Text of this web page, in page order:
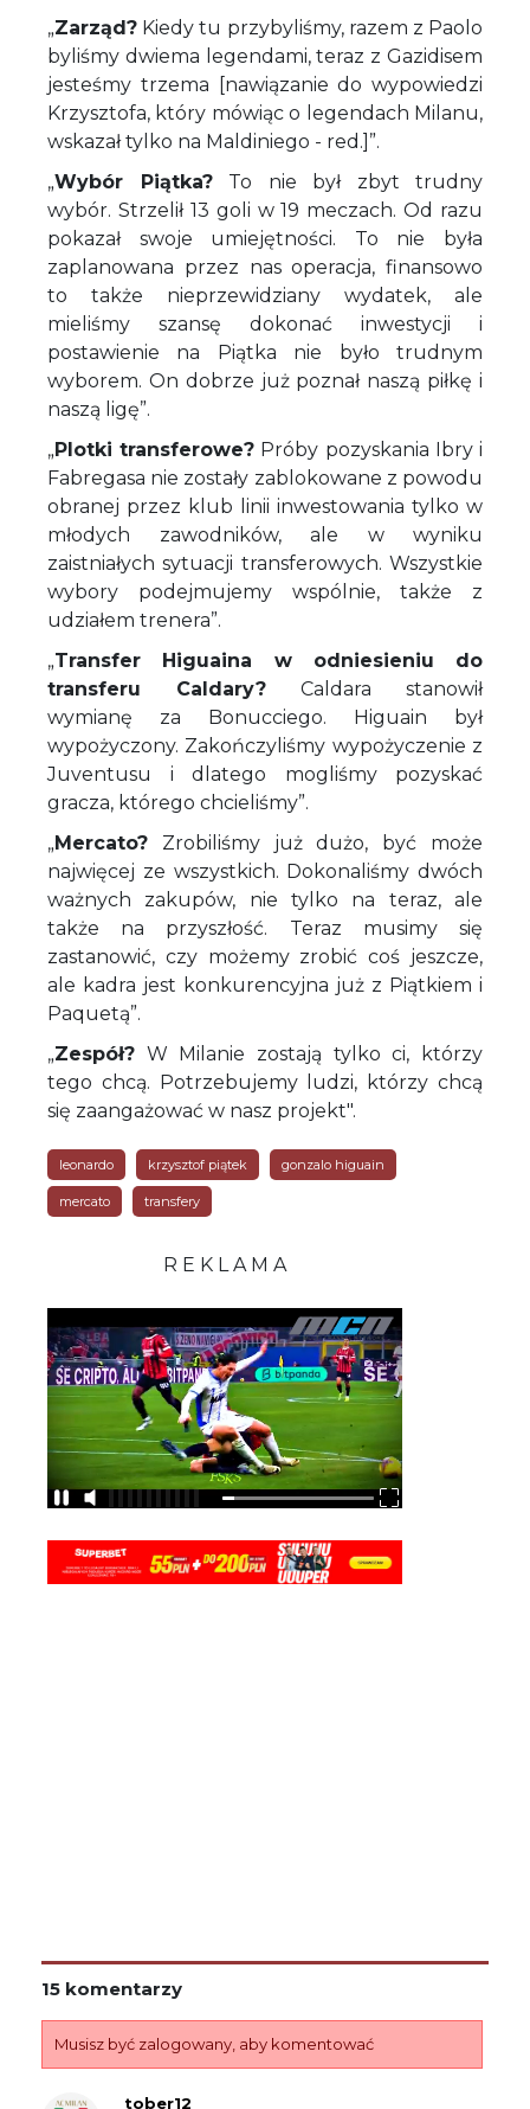
„Zarząd? Kiedy tu przybyliśmy, razem z Paolo
byliśmy dwiema legendami, teraz z Gazidisem
jesteśmy trzema [nawiązanie do wypowiedzi
Krzysztofa, który mówiąc o legendach Milanu,
wskazał tylko na Maldiniego - red.]”.
„Wybór Piątka?To nie był zbyt trudny
wybór. Strzelił 13 goli w 19 meczach. Od razu
pokazał swoje umiejętności. To nie była
zaplanowana przez nas operacja, finansowo
to także nieprzewidziany wydatek, ale
mieliśmy szansę dokonać inwestycji i
postawienie na Piątka nie było trudnym
wyborem. On dobrze już poznał naszą piłkę i
naszą ligę”.
„Plotki transferowe? Próby pozyskania Ibry i
Fabregasa nie zostały zablokowane z powodu
obranej przez klub linii inwestowania tylko w
młodych zawodników, ale w wyniku
zaistniałych sytuacji transferowych. Wszystkie
wybory podejmujemy wspólnie, także z
udziałem trenera”.
„Transfer Higuaina w odniesieniu do
transferu Caldary? Caldara stanowił
wymianę za Bonucciego. Higuain był
wypożyczony. Zakończyliśmy wypożyczenie z
Juventusu i dlatego mogliśmy pozyskać
gracza, którego chcieliśmy”.
„Mercato? Zrobiliśmy już dużo, być może
najwięcej ze wszystkich. Dokonaliśmy dwóch
ważnych zakupów, nie tylko na teraz, ale
także na przyszłość. Teraz musimy się
zastanowić, czy możemy zrobić coś jeszcze,
ale kadra jest konkurencyjna już z Piątkiem i
Paquetą”.
„Zespół? W Milanie zostają tylko ci, którzy
tego chcą. Potrzebujemy ludzi, którzy chcą
się zaangażować w nasz projekt".
leonardo krzysztof piątek gonzalo higuain
mercato transfery
R E K L A M A
15 komentarzy
Musisz być zalogowany, aby komentować
tober12